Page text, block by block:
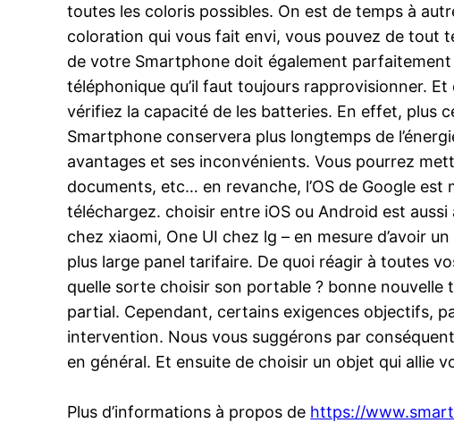
toutes les coloris possibles. On est de temps à
coloration qui vous fait envi, vous pouvez de tout
de votre Smartphone doit également parfaitement
téléphonique qu’il faut toujours rapprovisionner.
vérifiez la capacité de les batteries. En effet, plus
Smartphone conservera plus longtemps de
avantages et ses inconvénients. Vous pourrez
documents, etc… en revanche, l’OS de Google
téléchargez. choisir entre iOS ou Android est
chez xiaomi, One UI chez lg – en mesure d’avoir
plus large panel tarifaire. De quoi réagir à toutes
quelle sorte choisir son portable ? bonne nouvelle
partial. Cependant, certains exigences objectifs,
intervention. Nous vous suggérons par
en général. Et ensuite de choisir un objet qui allie
Plus d’informations à propos de https://